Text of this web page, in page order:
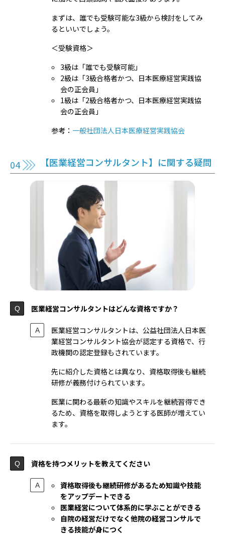
まずは、誰でも受験可能な3級から検討をしてみ
るといいでしょう。
＜受験資格＞
3級は「誰でも受験可能」
2級は「3級合格者かつ、日本医療経営実践協
会の正会員」
1級は「2級合格者かつ、日本医療経営実践協
会の正会員」
参考： 一般社団法人日本医療経営実践協会
【医業経営コンサルタント】に関する疑問
医業経営コンサルタントはどんな資格ですか？
医業経営コンサルタントは、公益社団法人日本医
業経営コンサルタント協会が認定する資格で、行
政機関の認定登録もされています。
先に紹介した資格とは異なり、資格取得後も継続
研修が義務付けられています。
医業に関わる最新の知識やスキルを継続習得でき
るため、資格を取得しようとする医師が増えてい
ます。
資格を持つメリットを教えてください
資格取得後も継続研修があるため知識や技能
をアップデートできる
医業経営について体系的に学ぶことができる
自院の経営だけでなく他院の経営コンサルで
きる技能が身につく